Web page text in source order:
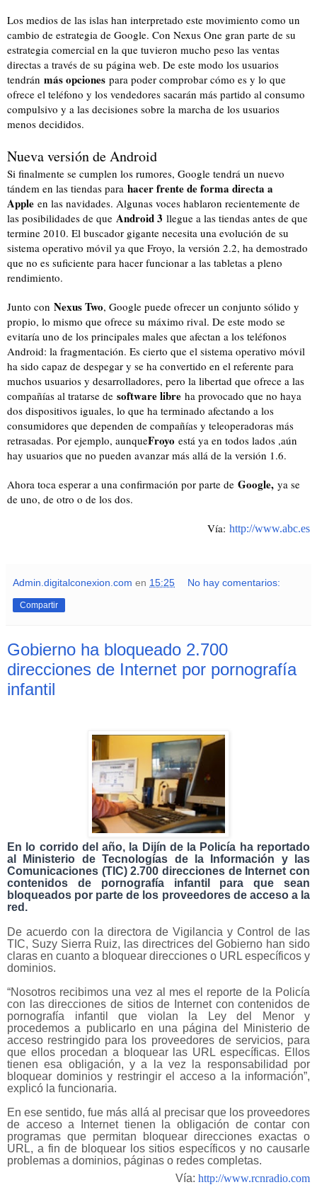
Los medios de las islas han interpretado este movimiento como un
cambio de estrategia de Google. Con Nexus One gran parte de su
estrategia comercial en la que tuvieron mucho peso las ventas
directas a través de su página web. De este modo los usuarios
tendrán más opciones para poder comprobar cómo es y lo que
ofrece el teléfono y los vendedores sacarán más partido al consumo
compulsivo y a las decisiones sobre la marcha de los usuarios
menos decididos.
Nueva versión de Android
Si finalmente se cumplen los rumores, Google tendrá un nuevo
tándem en las tiendas para hacer frente de forma directa a
Apple en las navidades. Algunas voces hablaron recientemente de
las posibilidades de que Android 3 llegue a las tiendas antes de que
termine 2010. El buscador gigante necesita una evolución de su
sistema operativo móvil ya que Froyo, la versión 2.2, ha demostrado
que no es suficiente para hacer funcionar a las tabletas a pleno
rendimiento.
Junto con Nexus Two, Google puede ofrecer un conjunto sólido y
propio, lo mismo que ofrece su máximo rival. De este modo se
evitaría uno de los principales males que afectan a los teléfonos
Android: la fragmentación. Es cierto que el sistema operativo móvil
ha sido capaz de despegar y se ha convertido en el referente para
muchos usuarios y desarrolladores, pero la libertad que ofrece a las
compañías al tratarse de software libre ha provocado que no haya
dos dispositivos iguales, lo que ha terminado afectando a los
consumidores que dependen de compañías y teleoperadoras más
retrasadas. Por ejemplo, aunqueFroyo está ya en todos lados ,aún
hay usuarios que no pueden avanzar más allá de la versión 1.6.
Ahora toca esperar a una confirmación por parte de Google, ya se
de uno, de otro o de los dos.
Vía: http://www.abc.es
Admin.digitalconexion.com en 15:25 No hay comentarios:
Compartir
Gobierno ha bloqueado 2.700
direcciones de Internet por pornografía
infantil
En lo corrido del año, la Dijín de la Policía ha reportado
al Ministerio de Tecnologías de la Información y las
Comunicaciones (TIC) 2.700 direcciones de Internet con
contenidos de pornografía infantil para que sean
bloqueados por parte de los proveedores de acceso a la
red.
De acuerdo con la directora de Vigilancia y Control de las
TIC, Suzy Sierra Ruiz, las directrices del Gobierno han sido
claras en cuanto a bloquear direcciones o URL específicos y
dominios.
“Nosotros recibimos una vez al mes el reporte de la Policía
con las direcciones de sitios de Internet con contenidos de
pornografía infantil que violan la Ley del Menor y
procedemos a publicarlo en una página del Ministerio de
acceso restringido para los proveedores de servicios, para
que ellos procedan a bloquear las URL específicas. Ellos
tienen esa obligación, y a la vez la responsabilidad por
bloquear dominios y restringir el acceso a la información”,
explicó la funcionaria.
En ese sentido, fue más allá al precisar que los proveedores
de acceso a Internet tienen la obligación de contar con
programas que permitan bloquear direcciones exactas o
URL, a fin de bloquear los sitios específicos y no causarle
problemas a dominios, páginas o redes completas.
Vía: http://www.rcnradio.com